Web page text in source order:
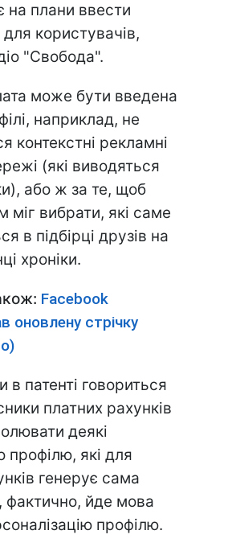
на плани ввести
користувачів,
"Свобода".
може бути введена
наприклад, не
контекстні рекламні
(які виводяться
або ж за те, щоб
міг вибрати, які саме
в підбірці друзів на
хроніки.
Facebook
оновлену стрічку
в патенті говориться
платних рахунків
деякі
профілю, які для
генерує сама
йде мова
профілю.